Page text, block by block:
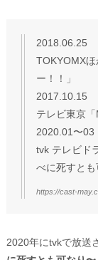
2018.06.25
TOKYOMX
ー！！」
2017.10.15
テレビ東京「
2020.01〜03
tvk テレビド
べに死すとも
https://cast-
2020年にtvkで放送